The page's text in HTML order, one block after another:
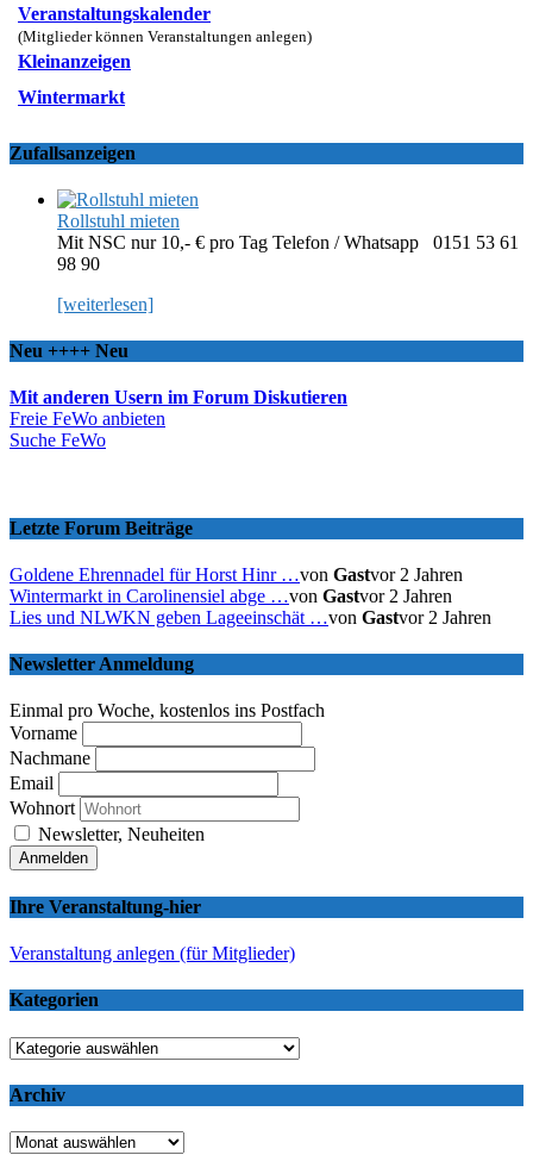
Veranstaltungskalender
(Mitglieder können Veranstaltungen anlegen)
Kleinanzeigen
Wintermarkt
Zufallsanzeigen
Rollstuhl mieten
Mit NSC nur 10,- € pro Tag Telefon / Whatsapp 0151 53 61
98 90
[weiterlesen]
Neu ++++ Neu
Mit anderen Usern im Forum Diskutieren
Freie FeWo anbieten
Suche FeWo
Letzte Forum Beiträge
Goldene Ehrennadel für Horst Hinr …von Gastvor 2 Jahren
Wintermarkt in Carolinensiel abge …von Gastvor 2 Jahren
Lies und NLWKN geben Lageeinschät …von Gastvor 2 Jahren
Newsletter Anmeldung
Einmal pro Woche, kostenlos ins Postfach
Vorname
Nachmane
Email
Wohnort
Newsletter, Neuheiten
Ihre Veranstaltung-hier
Veranstaltung anlegen (für Mitglieder)
Kategorien
Kategorien
Archiv
Archiv